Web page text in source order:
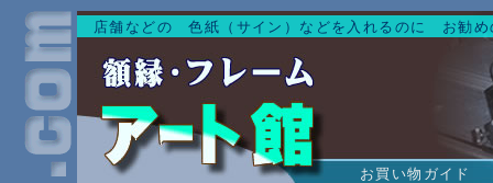
店舗などの 色紙（サイン）などを入れるのに お勧め
お買い物ガイド